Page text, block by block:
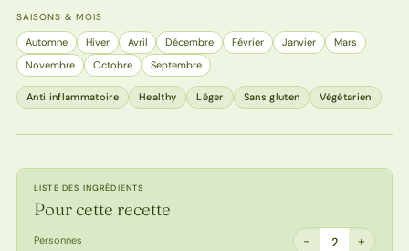
SAISONS & MOIS
Automne Hiver Avril Décembre Février Janvier
Mars
Novembre
Octobre Septembre
Anti inflammatoire Healthy Léger Sans gluten Végétarien
LISTE DES INGRÉDIENTS
Pour cette recette
Personnes − 2 +